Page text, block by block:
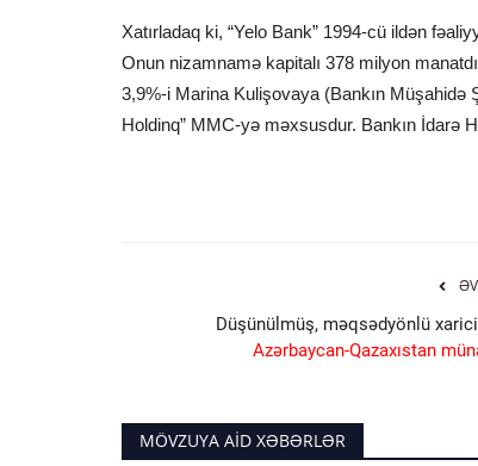
Xatırladaq ki, “Yelo Bank” 1994-cü ildən
Onun nizamnamə kapitalı 378 milyon
3,9%-i Marina Kulişovaya (Bankın Müşahidə
Holdinq” MMC-yə məxsusdur. Bankın İdarə
Düşünülmüş, məqsədyönlü
Azərbaycan-Qazaxıstan
MÖVZUYA AID XƏBƏRLƏR